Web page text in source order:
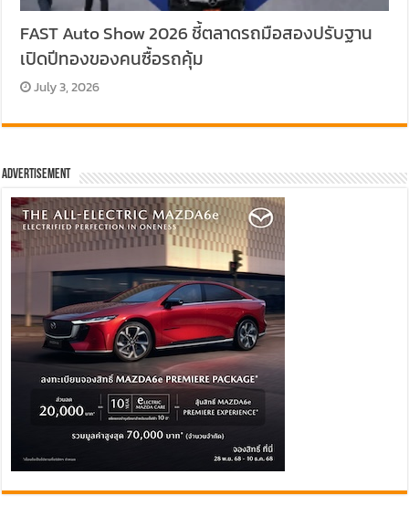
FAST Auto Show 2026 ชี้ตลาดรถมือสองปรับฐาน
เปิดปีทองของคนซื้อรถคุ้ม
July 3, 2026
Advertisement